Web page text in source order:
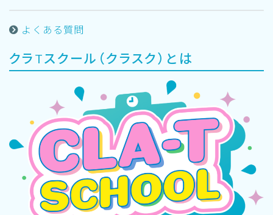
よくある質問
クラTスクール（クラスク）とは